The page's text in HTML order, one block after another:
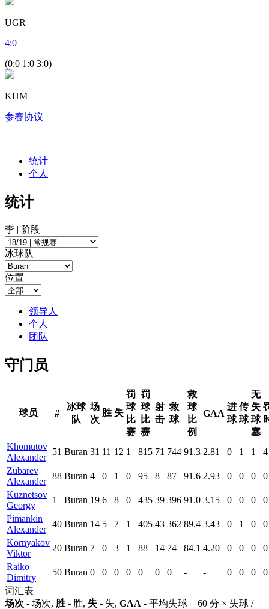
UGR
4:0
(0:0 1:0 3:0)
KHM
参赛协议
统计
个人
统计
季 | 阶段
冰球队
位置
领导人
个人
团队
守门员
球员 #
冰球
队
场
次
胜 失
罚
球
比
赛
罚
球
比
赛
射
击
救
球
救
球
比
例
GAA
进
球
传
球
无
失
球
塞
Khomutov
Alexander
51 Buran 31 11 12 1 815 71 744 91.3 2.81 0 1 1
4
Zubarev
Alexander
88 Buran 4 0 1 0 95 8 87 91.6 2.93 0 0 0
0
Kuznetsov
Georgy
1 Buran 19 6 8 0 435 39 396 91.0 3.15 0 0 0
0
Pimankin
Alexander
40 Buran 14 5 7 1 405 43 362 89.4 3.43 0 1 0
0
Kornyakov
Viktor
20 Buran 7 0 3 1 88 14 74 84.1 4.20 0 0 0
0
Raiko
Dimitry
50 Buran 0 0 0 0 0 0 0 - - 0 0 0
0
词汇表
场次 - 场次, 胜 - 胜, 失 - 失, GAA - 平均失球 = 60 分 × 失球 /